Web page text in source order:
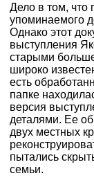
Дело в том, что
упоминаемого
Однако этот
выступления
старыми
широко
есть
папке
версия
деталями. Ее
двух местных
пытались
семьи.